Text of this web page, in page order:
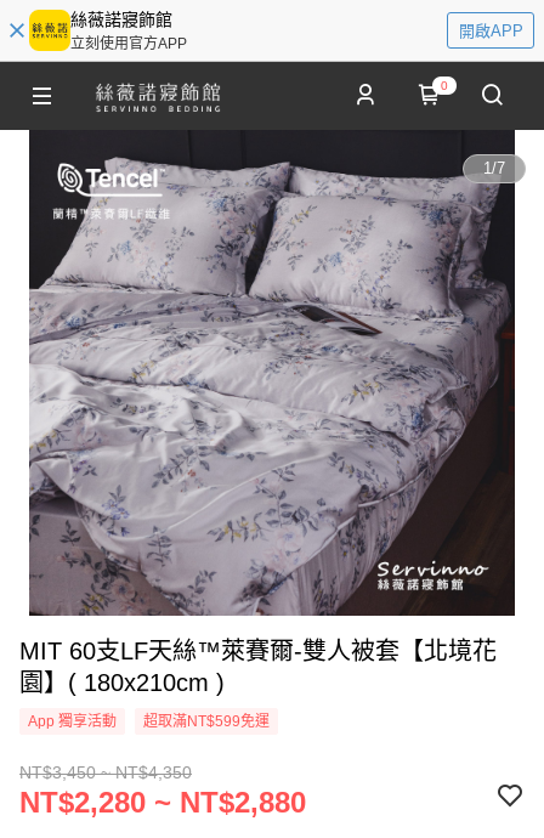
絲薇諾寢飾館
立刻使用官方APP
開啟APP
0
1/7
MIT 60支LF天絲™萊賽爾-雙人被套【北境花
園】( 180x210cm )
App 獨享活動 超取滿NT$599免運
NT$3,450 ~ NT$4,350
NT$2,280 ~ NT$2,880